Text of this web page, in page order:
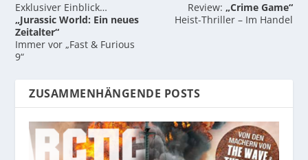
Exklusiver Einblick…
„Jurassic World: Ein neues
Zeitalter“
Immer vor „Fast & Furious
9“
Review: „Crime Game“
Heist-Thriller – Im Handel
ZUSAMMENHÄNGENDE POSTS